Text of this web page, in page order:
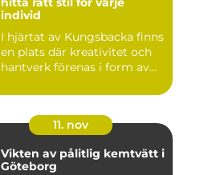
individ
I hjärtat av Kungsbacka finns
en plats där kreativitet och
hantverk förenas i form av...
11. nov
Vikten av pålitlig kemtvätt i
Göteborg